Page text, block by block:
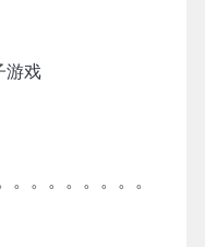
游戏
。。。。。。。。